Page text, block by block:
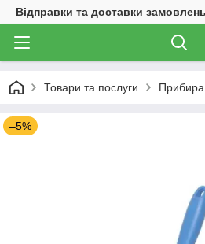
Відправки та доставки
Товари та послуги
–5%